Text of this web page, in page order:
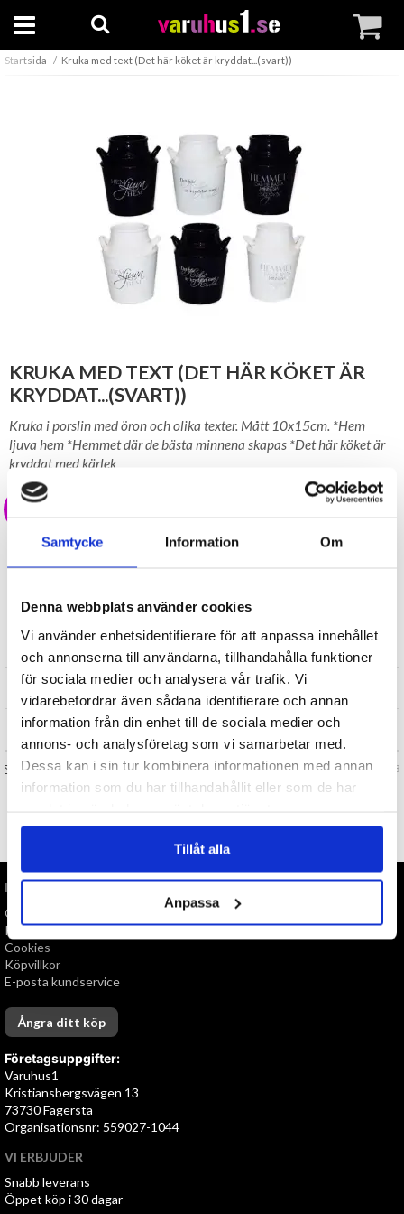
Samtycke Information Om
Denna webbplats använder cookies
Vi använder enhetsidentifierare för att anpassa innehållet
och annonserna till användarna, tillhandahålla funktioner
för sociala medier och analysera vår trafik. Vi
vidarebefordrar även sådana identifierare och annan
information från din enhet till de sociala medier och
annons- och analysföretag som vi samarbetar med.
Dessa kan i sin tur kombinera informationen med annan
information som du har tillhandahållit eller som de har
Tillåt alla
Anpassa
Startsida Kruka med text (Det här köket är kryddat...(svart))
KRUKA MED TEXT (DET HÄR KÖKET ÄR
KRYDDAT...(SVART))
Kruka i porslin med öron och olika texter. Mått 10x15cm. *Hem
ljuva hem *Hemmet där de bästa minnena skapas *Det här köket är
kryddat med kärlek
20 kr
LAGER I SVERIGE, SNABB LEVERANS
Tillfälligt Slut
RECENSIONER (0)
TIPSA
FRÅGA OSS OM VARAN Art. nr 128143
TILL TOPPEN
INFORMATION
Om oss
Personuppgiftspolicy
Cookies
Köpvillkor
E-posta kundservice
Ångra ditt köp
Företagsuppgifter:
Varuhus1
Kristiansbergsvägen 13
73730 Fagersta
Organisationsnr: 559027-1044
VI ERBJUDER
Snabb leverans
Öppet köp i 30 dagar